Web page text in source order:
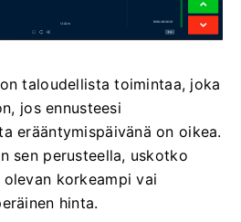
taloudellista toimintaa, joka
jos ennusteesi
erääntymispäivänä on oikea.
sen perusteella, uskotko
olevan korkeampi vai
hinta.